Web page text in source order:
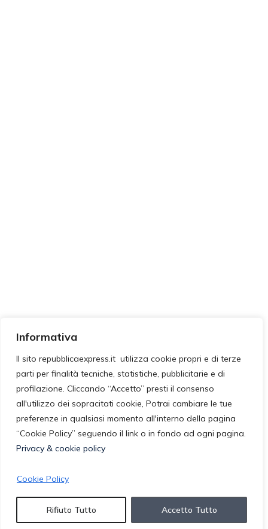
Informativa
Il sito repubblicaexpress.it utilizza cookie propri e di terze
parti per finalità tecniche, statistiche, pubblicitarie e di
profilazione. Cliccando “Accetto” presti il consenso
all'utilizzo dei sopracitati cookie, Potrai cambiare le tue
preferenze in qualsiasi momento all'interno della pagina
“Cookie Policy” seguendo il link o in fondo ad ogni pagina.
Privacy & cookie policy
Cookie Policy
Rifiuto Tutto Accetto Tutto